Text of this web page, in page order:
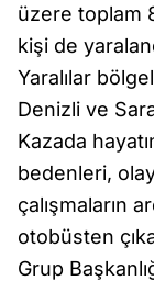
üzere toplam
kişi de
Yaralılar
Denizli ve
Kazada
bedenleri,
çalışmaların
otobüsten
Grup